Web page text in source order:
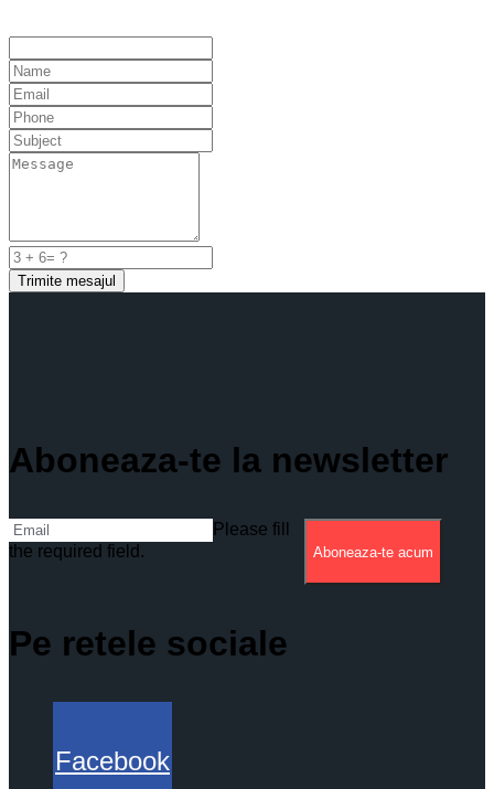
Trimite mesajul
Aboneaza-te la newsletter
Please fill
the required field.
Aboneaza-te acum
Pe retele sociale
Facebook